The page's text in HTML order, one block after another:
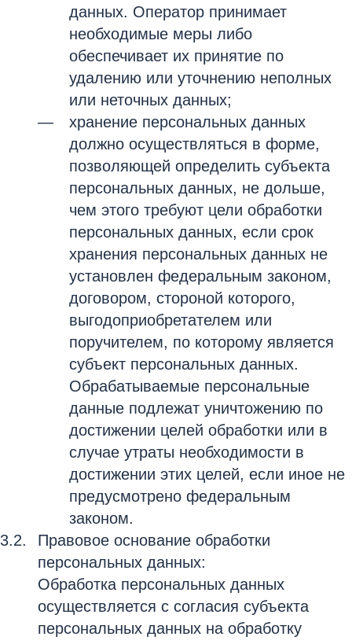
данных. Оператор принимает
необходимые меры либо
обеспечивает их принятие по
удалению или уточнению неполных
или неточных данных;
хранение персональных данных
должно осуществляться в форме,
позволяющей определить субъекта
персональных данных, не дольше,
чем этого требуют цели обработки
персональных данных, если срок
хранения персональных данных не
установлен федеральным законом,
договором, стороной которого,
выгодоприобретателем или
поручителем, по которому является
субъект персональных данных.
Обрабатываемые персональные
данные подлежат уничтожению по
достижении целей обработки или в
случае утраты необходимости в
достижении этих целей, если иное не
предусмотрено федеральным
законом.
Правовое основание обработки
персональных данных:
Обработка персональных данных
осуществляется с согласия субъекта
персональных данных на обработку